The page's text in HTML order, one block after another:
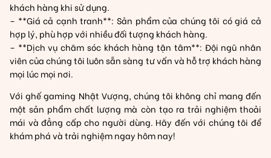
khách hàng khi sử dụng.
– **Giá cả cạnh tranh**: Sản phẩm của chúng tôi có giá cả
hợp lý, phù hợp với nhiều đối tượng khách hàng.
– **Dịch vụ chăm sóc khách hàng tận tâm**: Đội ngũ nhân
viên của chúng tôi luôn sẵn sàng tư vấn và hỗ trợ khách hàng
mọi lúc mọi nơi.
Với ghế gaming Nhật Vượng, chúng tôi không chỉ mang đến
một sản phẩm chất lượng mà còn tạo ra trải nghiệm thoải
mái và đẳng cấp cho người dùng. Hãy đến với chúng tôi để
khám phá và trải nghiệm ngay hôm nay!